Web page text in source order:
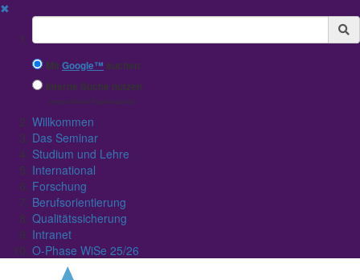
✖
Suchbegriff
MitGoogle™ suchen
Interne Suche nutzen
(eingeschränkte Ergebnisqualität)
Willkommen
Das Seminar
Studium und Lehre
International
Forschung
Berufsorientierung
Qualitätssicherung
Intranet
O-Phase WiSe 25/26